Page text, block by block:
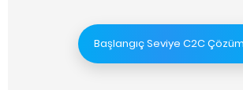
Başlangıç Seviye C2C